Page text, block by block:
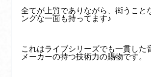
全てが上質でありながら、衒うこと
ングな一面も持ってます♪
これはライブシリーズでも一貫した
メーカーの持つ技術力の賜物です。